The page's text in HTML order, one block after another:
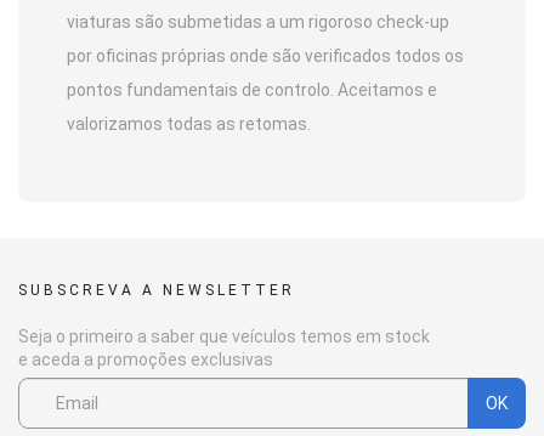
viaturas são submetidas a um rigoroso check-up
por oficinas próprias onde são verificados todos os
pontos fundamentais de controlo. Aceitamos e
valorizamos todas as retomas.
SUBSCREVA A NEWSLETTER
Seja o primeiro a saber que veículos temos em stock
e aceda a promoções exclusivas
OK